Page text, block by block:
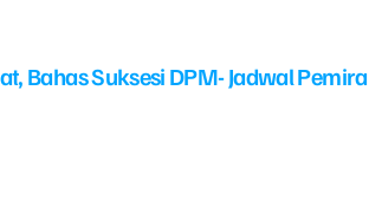
Bahas Suksesi DPM- Jadwal Pemira